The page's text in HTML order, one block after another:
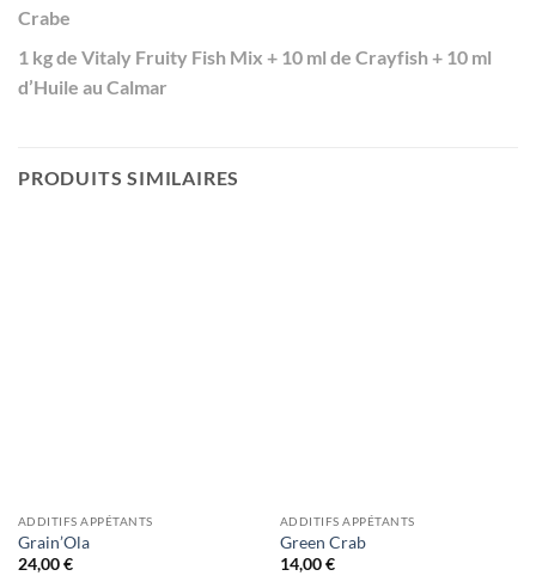
Crabe
1 kg de Vitaly Fruity Fish Mix + 10 ml de Crayfish + 10 ml
d’Huile au Calmar
PRODUITS SIMILAIRES
ADDITIFS APPÉTANTS
Grain’Ola
24,00€
ADDITIFS APPÉTANTS
Green Crab
14,00€